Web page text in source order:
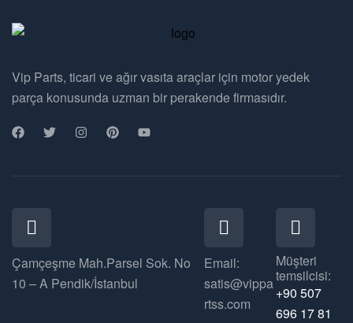
Vip Parts, ticari ve ağır vasıta araçlar için motor yedek
parça konusunda uzman bir perakende firmasıdır.
Çamçeşme Mah.Parsel Sok. No
10 – A Pendik/İstanbul
Email:
satis@vippa
rtss.com
Müşteri
temsilcisi:
+90 507
696 17 81